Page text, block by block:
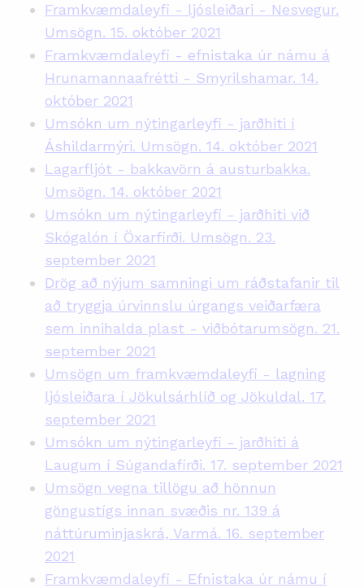
Framkvæmdaleyfi - ljósleiðari - Nesvegur.
Umsögn. 15. október 2021
Framkvæmdaleyfi - efnistaka úr námu á
Hrunamannaafrétti - Smyrilshamar. 14.
október 2021
Umsókn um nýtingarleyfi - jarðhiti í
Áshildarmýri. Umsögn. 14. október 2021
Lagarfljót - bakkavörn á austurbakka.
Umsögn. 14. október 2021
Umsókn um nýtingarleyfi - jarðhiti við
Skógalón í Öxarfirði. Umsögn. 23.
september 2021
Drög að nýjum samningi um ráðstafanir til
að tryggja úrvinnslu úrgangs veiðarfæra
sem innihalda plast - viðbótarumsögn. 21.
september 2021
Umsögn um framkvæmdaleyfi - lagning
ljósleiðara í Jökulsárhlíð og Jökuldal. 17.
september 2021
Umsókn um nýtingarleyfi - jarðhiti á
Laugum í Súgandafirði. 17. september 2021
Umsögn vegna tillögu að hönnun
göngustígs innan svæðis nr. 139 á
náttúruminjaskrá, Varmá. 16. september
2021
Framkvæmdaleyfi - Efnistaka úr námu í